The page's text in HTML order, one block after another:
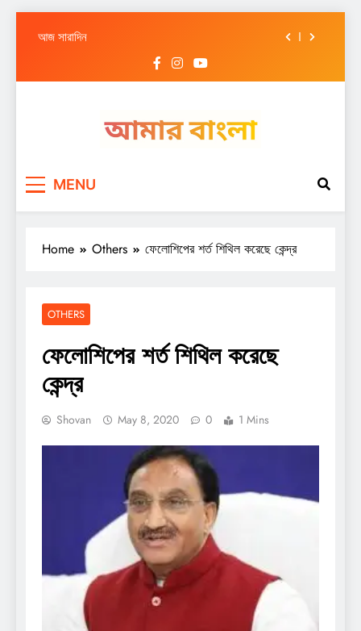
আজ সারাদিন
আজ সারাদিন
MENU
Home Others ফেলোশিপের শর্ত শিথিল করেছে কেন্দ্র
OTHERS
ফেলোশিপের শর্ত শিথিল করেছে
কেন্দ্র
Shovan May 8, 2020 0 1 Mins